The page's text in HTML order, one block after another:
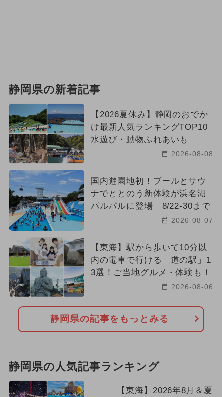
静岡県の新着記事
【2026夏休み】静岡のおでか
け最新人気ランキングTOP10
水遊び・動物ふれあいも
2026-08-08
国内遊園地初！プールとサウ
ナでととのう新体験が浜名湖
パルパルに登場 8/22-30まで
2026-08-07
【東海】駅から歩いて10分以
内の電車で行ける「道の駅」1
3選！ご当地グルメ・体験も！
2026-08-06
静岡県の記事をもっとみる
静岡県の人気記事ランキング
【東海】2026年8月＆夏